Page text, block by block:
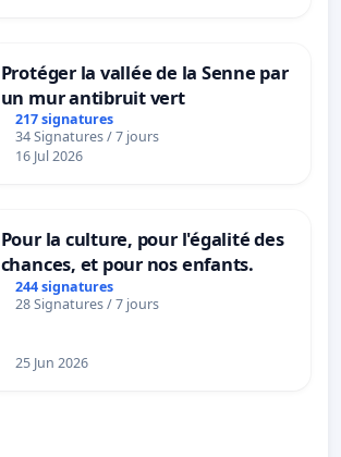
Protéger la vallée de la Senne par
un mur antibruit vert
217 signatures
34 Signatures / 7 jours
16 Jul 2026
Pour la culture, pour l'égalité des
chances, et pour nos enfants.
244 signatures
28 Signatures / 7 jours
25 Jun 2026